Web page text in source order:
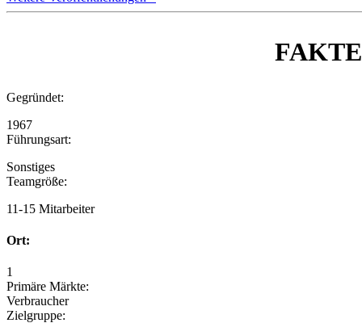
Gegründet:
1967
Führungsart:
Sonstiges
Teamgröße:
11-15 Mitarbeiter
Ort:
1
Primäre Märkte:
Verbraucher
Zielgruppe: